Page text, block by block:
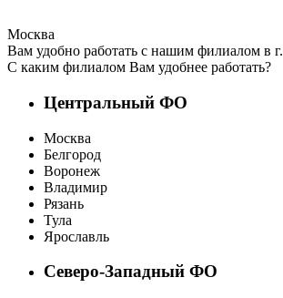
Москва
Вам удобно работать с нашим филиалом в г.
С каким филиалом Вам удобнее работать?
Центральный ФО
Москва
Белгород
Воронеж
Владимир
Рязань
Тула
Ярославль
Северо-Западный ФО